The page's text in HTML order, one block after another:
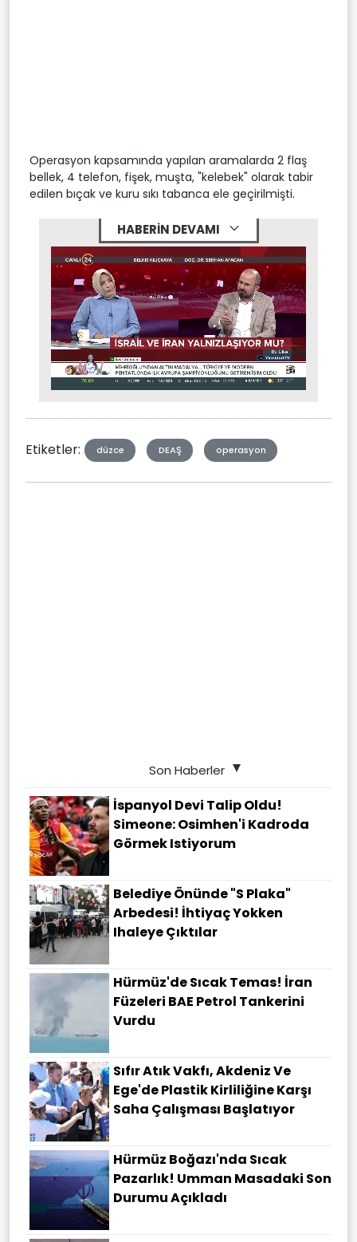
Operasyon kapsamında yapılan aramalarda 2 flaş
bellek, 4 telefon, fişek, muşta, "kelebek" olarak tabir
edilen bıçak ve kuru sıkı tabanca ele geçirilmişti.
HABERİN DEVAMI
Mute Stream
Etiketler: düzce DEAŞ operasyon
Son Haberler
İspanyol Devi Talip Oldu!
Simeone: Osimhen'i Kadroda
Görmek Istiyorum
Belediye Önünde "S Plaka"
Arbedesi! İhtiyaç Yokken
Ihaleye Çıktılar
Hürmüz'de Sıcak Temas! İran
Füzeleri BAE Petrol Tankerini
Vurdu
Sıfır Atık Vakfı, Akdeniz Ve
Ege'de Plastik Kirliliğine Karşı
Saha Çalışması Başlatıyor
Hürmüz Boğazı'nda Sıcak
Pazarlık! Umman Masadaki Son
Durumu Açıkladı